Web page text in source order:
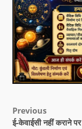
Previous
ई-केवाईसी नहीं कराने